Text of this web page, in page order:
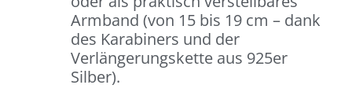
Armband (von 15 bis 19 cm – dank
des Karabiners und der
Verlängerungskette aus 925er
Silber).